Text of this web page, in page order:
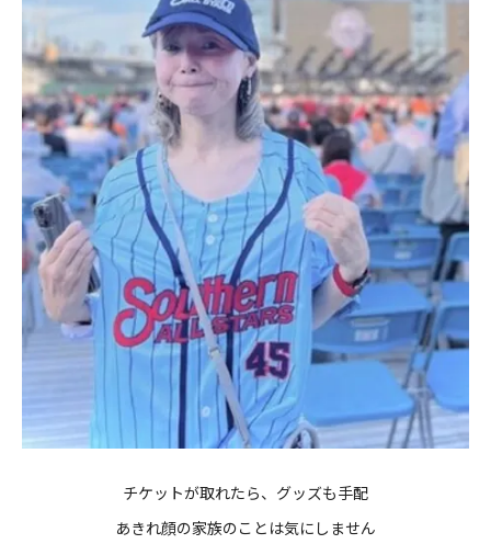
チケットが取れたら、グッズも手配
あきれ顔の家族のことは気にしません